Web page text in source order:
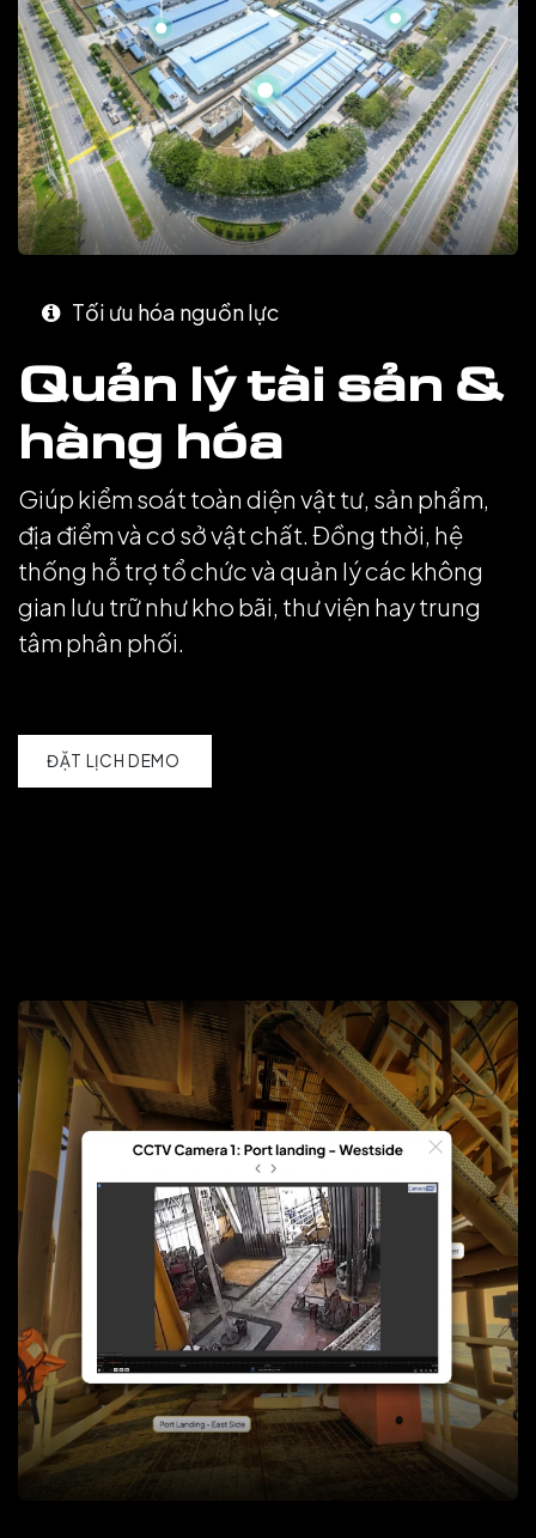
Tối ưu hóa nguồn lực
Quản lý tài sản &
hàng hóa
Giúp kiểm soát toàn diện vật tư, sản phẩm,
địa điểm và cơ sở vật chất. Đồng thời, hệ
thống hỗ trợ tổ chức và quản lý các không
gian lưu trữ như kho bãi, thư viện hay trung
tâm phân phối.
ĐẶT LỊCH DEMO